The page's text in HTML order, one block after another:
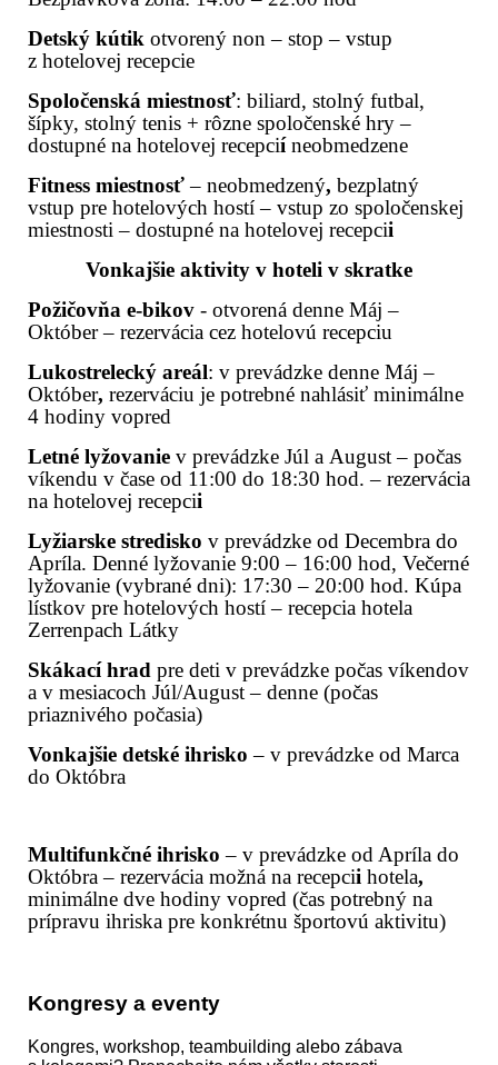
Detský kútik otvorený non – stop – vstup
z hotelovej recepcie
Spoločenská miestnosť: biliard, stolný futbal,
šípky, stolný tenis + rôzne spoločenské hry –
dostupné na hotelovej recepciíneobmedzene
Fitness miestnosť– neobmedzený, bezplatný
vstup pre hotelových hostí – vstup zo spoločenskej
miestnosti – dostupné na hotelovej recepcii
Vonkajšie aktivity v hoteli v skratke
Požičovňa e-bikov - otvorená denne Máj –
Október – rezervácia cez hotelovú recepciu
Lukostrelecký areál: v prevádzke denne Máj –
Október, rezerváciu je potrebné nahlásiť minimálne
4 hodiny vopred
Letné lyžovanie v prevádzke Júl a August – počas
víkendu v čase od 11:00 do 18:30 hod. – rezervácia
na hotelovej recepcii
Lyžiarske stredisko v prevádzke od Decembra do
Apríla. Denné lyžovanie 9:00 – 16:00 hod, Večerné
lyžovanie (vybrané dni): 17:30 – 20:00 hod. Kúpa
lístkov pre hotelových hostí – recepcia hotela
Zerrenpach Látky
Skákací hrad pre deti v prevádzke počas víkendov
a v mesiacoch Júl/August – denne (počas
priaznivého počasia)
Vonkajšie detské ihrisko – v prevádzke od Marca
do Októbra
Multifunkčné ihrisko – v prevádzke od Apríla do
Októbra – rezervácia možná na recepcii hotela,
minimálne dve hodiny vopred (čas potrebný na
prípravu ihriska pre konkrétnu športovú aktivitu)
Kongresy a eventy
Kongres, workshop, teambuilding alebo zábava